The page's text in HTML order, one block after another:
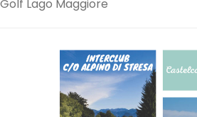
Golf Lago Maggiore